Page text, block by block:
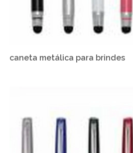
caneta metálica para brindes